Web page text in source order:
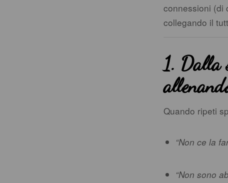
connessioni (di
collegando il
1. Dalla
Quando ripeti
“Non ce la
“Non sono